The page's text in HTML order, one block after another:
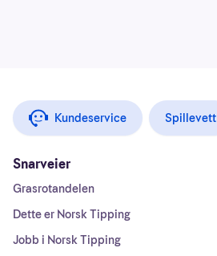
Kundeservice Spillevett
Snarveier
Grasrotandelen
Dette er Norsk Tipping
Jobb i Norsk Tipping